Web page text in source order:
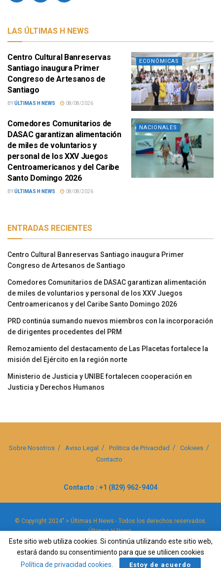
LAS ÚLTIMAS H NEWS
ECONÓMICAS
Centro Cultural Banreservas
Santiago inaugura Primer
Congreso de Artesanos de
Santiago
BYÚLTIMAS H NEWS 08/08/2026
NACIONALES
Comedores Comunitarios de
DASAC garantizan alimentación
de miles de voluntarios y
personal de los XXV Juegos
Centroamericanos y del Caribe
Santo Domingo 2026
BYÚLTIMAS H NEWS 08/08/2026
ENTRADAS RECIENTES
Centro Cultural Banreservas Santiago inaugura Primer
Congreso de Artesanos de Santiago
Comedores Comunitarios de DASAC garantizan alimentación
de miles de voluntarios y personal de los XXV Juegos
Centroamericanos y del Caribe Santo Domingo 2026
PRD continúa sumando nuevos miembros con la incorporación
de dirigentes procedentes del PRM
Remozamiento del destacamento de Las Placetas fortalece la
misión del Ejército en la región norte
Ministerio de Justicia y UNIBE fortalecen cooperación en
Justicia y Derechos Humanos
Sobre Nosotros Aviso Legal Politica de Privacidad
Cokiees
Contacto
Contacto : +1 (829) 962-9404
© Copyright 2024" > Últimas H News - Todos los derechos reservados.
Últimas H News.
Este sitio web utiliza cookies. Si continúa utilizando este sitio web,
estará dando su consentimiento para que se utilicen cookies
Política de privacidad cookies
Estoy de acuerdo